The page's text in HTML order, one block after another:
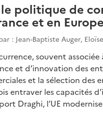
politique de
et en
: Jean-Baptiste Auger,
souvent
et d’innovation des
et la sélection des
entraver les capacités
Draghi, l’UE